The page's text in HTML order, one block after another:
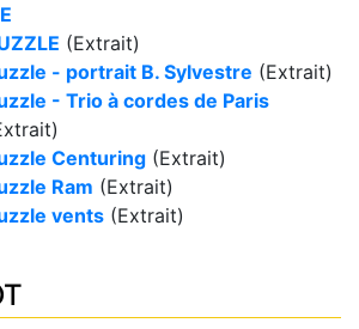
(Extrait)
- portrait B. Sylvestre (Extrait)
- Trio à cordes de Paris
Centuring (Extrait)
Ram (Extrait)
vents (Extrait)